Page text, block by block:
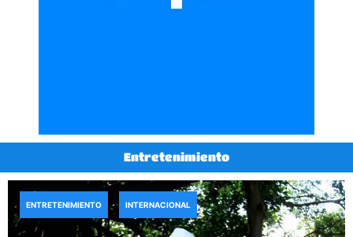
Entretenimiento
ENTRETENIMIENTO INTERNACIONAL